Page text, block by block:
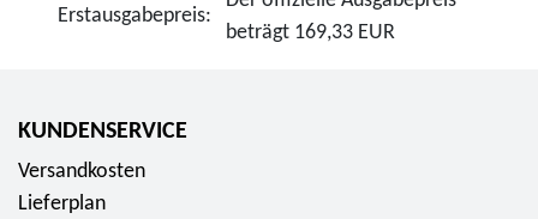
Erstausgabepreis:
beträgt 169,33 EUR
KUNDENSERVICE
Versandkosten
Lieferplan